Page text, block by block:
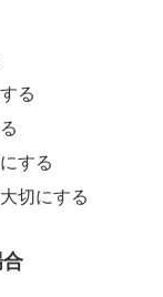
る
する
切にする